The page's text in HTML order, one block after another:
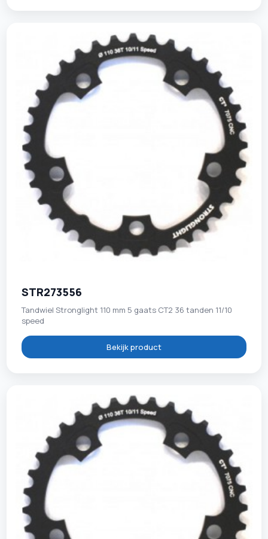
STR273556
Tandwiel Stronglight 110 mm 5 gaats CT2 36 tanden 11/10
speed
Bekijk product